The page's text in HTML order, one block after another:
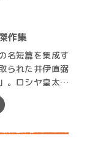
作集
名短篇を集成す
られた井伊直弼
。ロシヤ皇太子